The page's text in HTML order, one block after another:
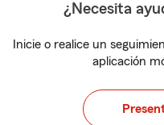
¿Necesita
Inicie o realice un
aplicación